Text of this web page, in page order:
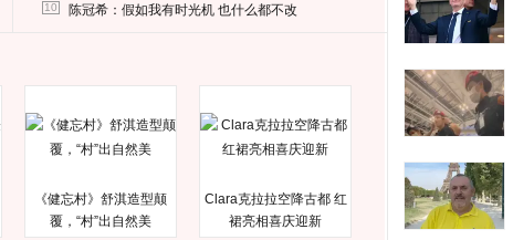
10 陈冠希：假如我有时光机 也什么都不改
《健忘村》舒淇造型颠
覆，“村”出自然美
Clara克拉拉空降古都 红
裙亮相喜庆迎新